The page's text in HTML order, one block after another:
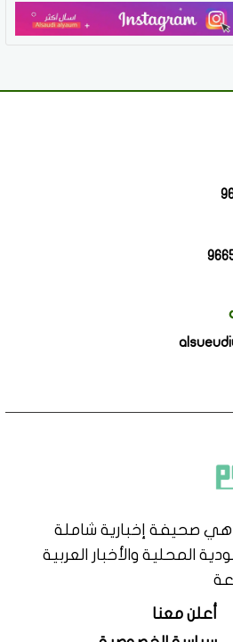
صحيفة إخبارية شاملة
المحلية والأخبار العربية
أعلن معنا